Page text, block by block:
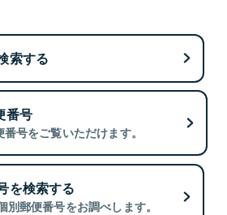
索する
番号
号をご覧いただけます。
を検索する
郵便番号をお調べします。